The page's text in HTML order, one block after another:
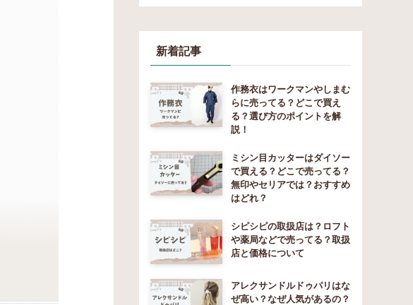
新着記事
作務衣はワークマンやしまむ
らに売ってる？どこで買え
る？選び方のポイントを解
説！
ミシン目カッターはダイソー
で買える？どこで売ってる？
無印やセリアでは？おすすめ
はどれ？
シピシピの取扱店は？ロフト
や薬局などで売ってる？取扱
店と価格について
アレクサンドルドゥパリはな
ぜ高い？なぜ人気があるの？